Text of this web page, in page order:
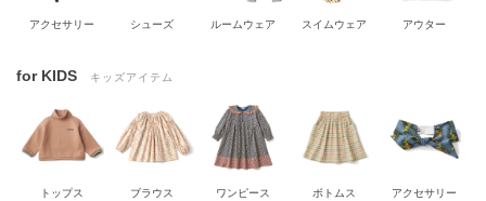
アクセサリー シューズ ルームウェア スイムウェア アウター
for KIDS キッズアイテム
トップス ブラウス ワンピース ボトムス アクセサリー